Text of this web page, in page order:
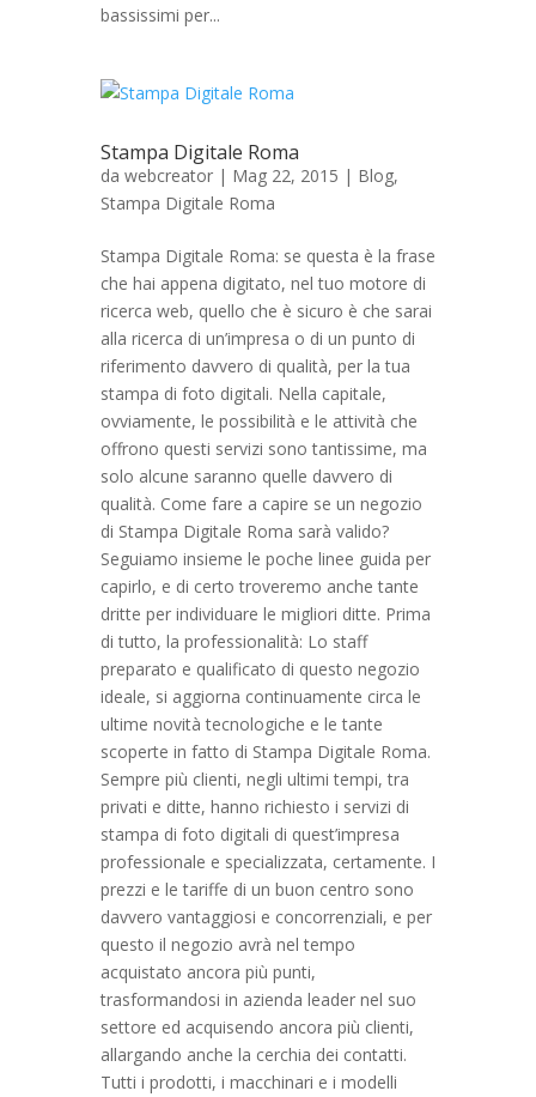
bassissimi per...
Stampa Digitale Roma
da webcreator | Mag 22, 2015 | Blog,
Stampa Digitale Roma
Stampa Digitale Roma: se questa è la frase
che hai appena digitato, nel tuo motore di
ricerca web, quello che è sicuro è che sarai
alla ricerca di un’impresa o di un punto di
riferimento davvero di qualità, per la tua
stampa di foto digitali. Nella capitale,
ovviamente, le possibilità e le attività che
offrono questi servizi sono tantissime, ma
solo alcune saranno quelle davvero di
qualità. Come fare a capire se un negozio
di Stampa Digitale Roma sarà valido?
Seguiamo insieme le poche linee guida per
capirlo, e di certo troveremo anche tante
dritte per individuare le migliori ditte. Prima
di tutto, la professionalità: Lo staff
preparato e qualificato di questo negozio
ideale, si aggiorna continuamente circa le
ultime novità tecnologiche e le tante
scoperte in fatto di Stampa Digitale Roma.
Sempre più clienti, negli ultimi tempi, tra
privati e ditte, hanno richiesto i servizi di
stampa di foto digitali di quest’impresa
professionale e specializzata, certamente. I
prezzi e le tariffe di un buon centro sono
davvero vantaggiosi e concorrenziali, e per
questo il negozio avrà nel tempo
acquistato ancora più punti,
trasformandosi in azienda leader nel suo
settore ed acquisendo ancora più clienti,
allargando anche la cerchia dei contatti.
Tutti i prodotti, i macchinari e i modelli